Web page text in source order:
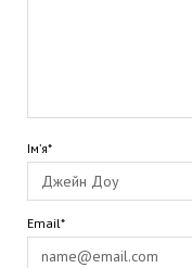
Ім’я*
Email*